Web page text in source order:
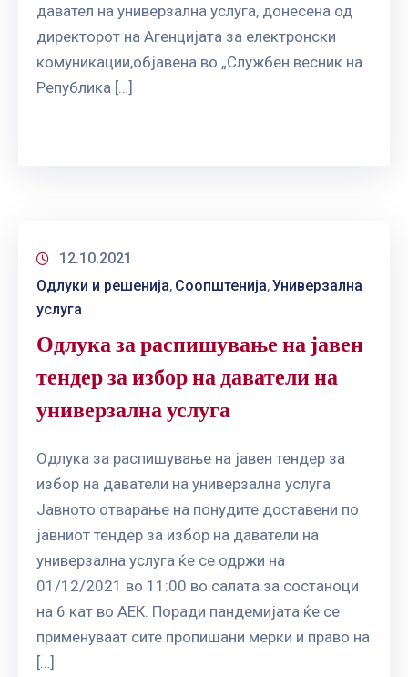
давател на универзална услуга, донесена од
директорот на Агенцијата за електронски
комуникации,објавена во „Службен весник на
Република […]
12.10.2021
Одлуки и решенија‚ Соопштенија‚Универзална
услуга
Одлука за распишување на јавен
тендер за избор на даватели на
универзална услуга
Одлука за распишување на јавен тендер за
избор на даватели на универзална услуга
Јавното отварање на понудите доставени по
јавниот тендер за избор на даватели на
универзална услуга ќе се одржи на
01/12/2021 во 11:00 во салата за состаноци
на 6 кат во АЕК. Поради пандемијата ќе се
применуваат сите пропишани мерки и право на
[…]